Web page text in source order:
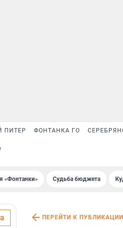
ПИТЕР ФОНТАНКА ГО
«Фонтанки» Судьба бюджета
ПЕРЕЙТИ К ПУБЛИКАЦИИ